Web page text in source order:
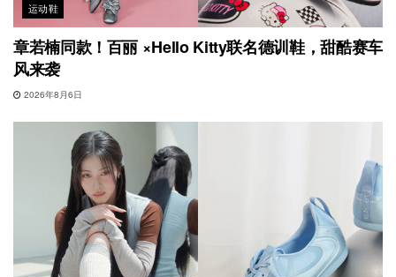
运动鞋
章若楠同款！百丽 ×Hello Kitty联名德训鞋，甜酷赛车
风来袭
2026年8月6日